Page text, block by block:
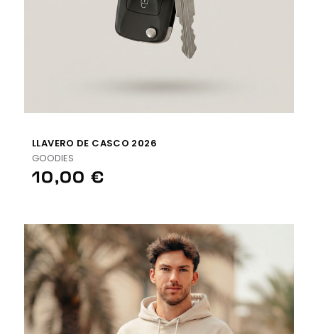
LLAVERO DE CASCO 2026
GOODIES
10,00 €